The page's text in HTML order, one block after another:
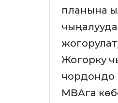
планына
Жогорку
чордондо
МВАга